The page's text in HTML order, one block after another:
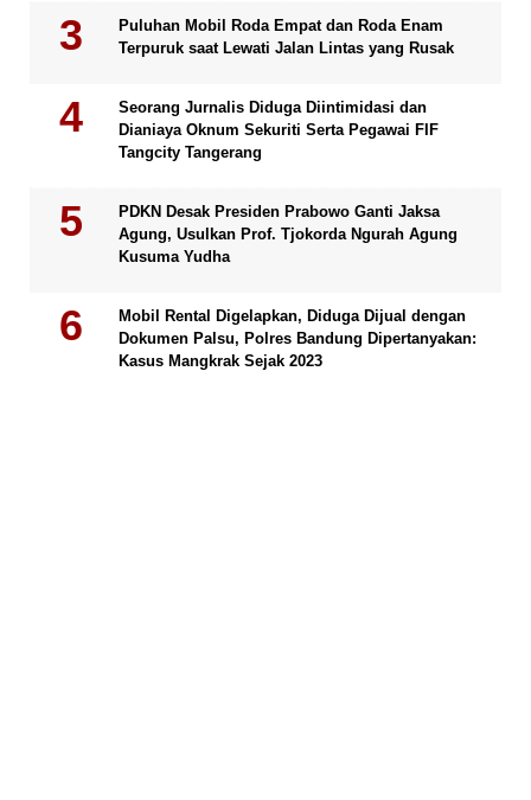
Puluhan Mobil Roda Empat dan Roda Enam
Terpuruk saat Lewati Jalan Lintas yang Rusak
Seorang Jurnalis Diduga Diintimidasi dan
Dianiaya Oknum Sekuriti Serta Pegawai FIF
Tangcity Tangerang
PDKN Desak Presiden Prabowo Ganti Jaksa
Agung, Usulkan Prof. Tjokorda Ngurah Agung
Kusuma Yudha
Mobil Rental Digelapkan, Diduga Dijual dengan
Dokumen Palsu, Polres Bandung Dipertanyakan:
Kasus Mangkrak Sejak 2023